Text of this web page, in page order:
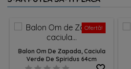
Ofertă!
Balon Om De Zapada, Caciula
Verde De Spiridus 64cm